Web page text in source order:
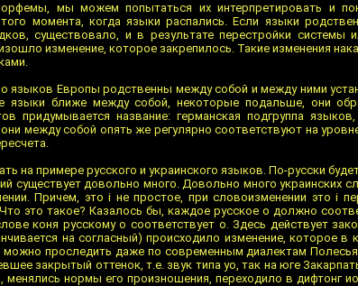
мы можем попытаться их интерпретировать и
момента, когда языки распались. Если языки
существовало, и в результате перестройки системы
изменение, которое закрепилось. Такие изменения
языков Европы родственны между собой и между ними
языки ближе между собой, некоторые подальше, они
придумывается название: германская подгруппа языков,
между собой опять же регулярно соответствуют на
на примере русского и украинского языков. По-русски
существует довольно много. Довольно много украинских
Причем, это i не простое, при словоизменении это i
это такое? Казалось бы, каждое русское о должно
коня русскому о соответствует о. Здесь действует
на согласный) происходило изменение, которое в
проследить даже по современным диалектам
закрытый оттенок, т.е. звук типа уо, так на юге
нормы его произношения, переходило в дифтонг